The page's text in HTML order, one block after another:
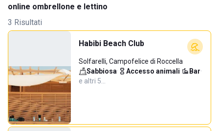
online ombrellone e lettino
3 Risultati
Habibi Beach Club
Solfarelli, Campofelice di Roccella
Sabbiosa· Accesso animali· Bar·
e altri 5…